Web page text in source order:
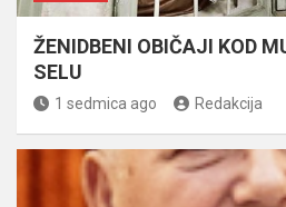
ŽENIDBENI OBIČAJI KOD
SELU
1 sedmica ago Redakcija